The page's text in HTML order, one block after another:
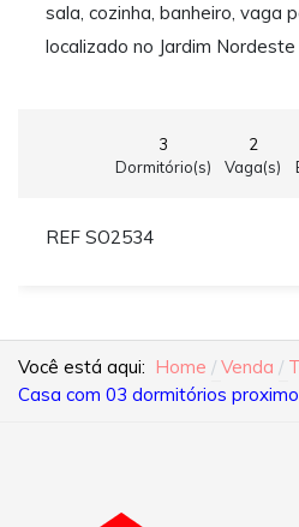
sala, cozinha, banheiro, vaga
localizado no Jardim Nordeste
3
Dormitório(s)
2
Vaga(s)
REF SO2534
Você está aqui: Home Venda
Casa com 03 dormitórios